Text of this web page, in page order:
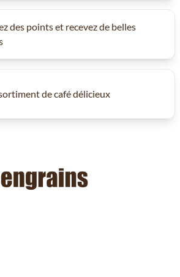
des points et recevez de belles
de café délicieux